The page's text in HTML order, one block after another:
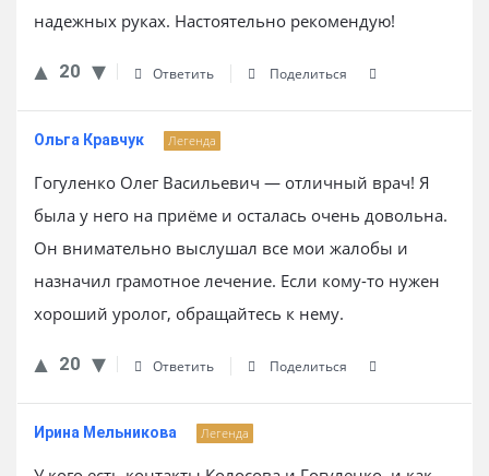
надежных руках. Настоятельно рекомендую!
20 Ответить Поделиться
Ольга Кравчук Легенда
Гогуленко Олег Васильевич — отличный врач! Я
была у него на приёме и осталась очень довольна.
Он внимательно выслушал все мои жалобы и
назначил грамотное лечение. Если кому-то нужен
хороший уролог, обращайтесь к нему.
20 Ответить Поделиться
Ирина Мельникова Легенда